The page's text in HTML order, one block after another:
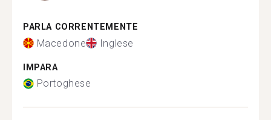
PARLA CORRENTEMENTE
Macedone Inglese
IMPARA
Portoghese